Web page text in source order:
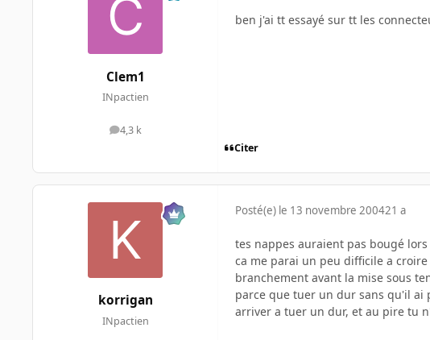
Clem1
INpactien
4,3 k
messages
ben j'ai tt essayé sur tt les
Citer
korrigan
INpactien
Posté(e) le 13 novembre 200421 a
tes nappes auraient pas bougé
ca me parai un peu difficile a
branchement avant la mise sous
parce que tuer un dur sans qu'il ai
arriver a tuer un dur, et au pire tu